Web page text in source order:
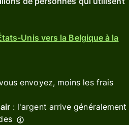
Unis vers la Belgique à la
envoyez, moins les frais
: l'argent arrive généralement